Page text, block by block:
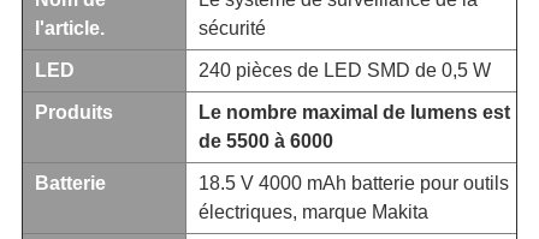
l'article.
sécurité
LED 240 pièces de LED SMD de 0,5 W
Produits
Le nombre maximal de lumens est
de 5500 à 6000
Batterie
18.5 V 4000 mAh batterie pour outils
électriques, marque Makita